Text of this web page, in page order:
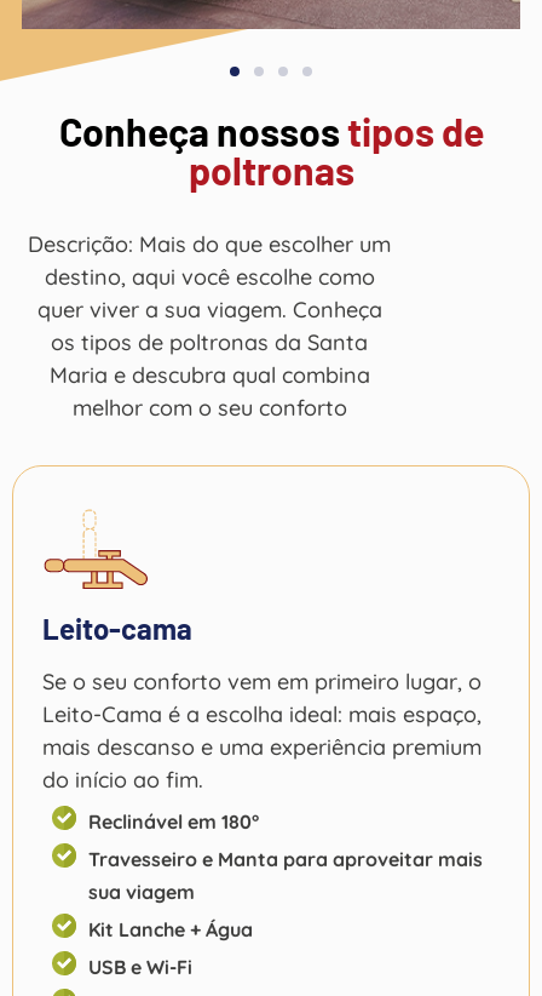
Conheça nossostipos de
poltronas
Descrição: Mais do que escolher um
destino, aqui você escolhe como
quer viver a sua viagem. Conheça
os tipos de poltronas da Santa
Maria e descubra qual combina
melhor com o seu conforto
Leito-cama
Se o seu conforto vem em primeiro lugar, o
Leito-Cama é a escolha ideal: mais espaço,
mais descanso e uma experiência premium
do início ao fim.
Reclinável em 180°
Travesseiro e Manta para aproveitar mais
sua viagem
Kit Lanche + Água
USB e Wi-Fi